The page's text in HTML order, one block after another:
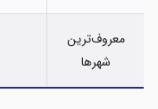
معروف‌ترین
شهرها